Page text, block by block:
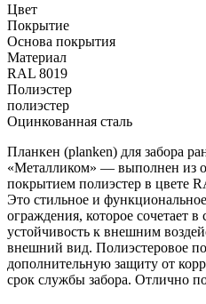
Цвет
Покрытие
Основа покрытия
Материал
RAL 8019
Полиэстер
полиэстер
Оцинкованная сталь
Планкен (planken) для забора
«Металликом» — выполнен из
покрытием полиэстер в цвете
Это стильное и
ограждения, которое сочетает
устойчивость к внешним
внешний вид. Полиэстеровое
дополнительную защиту от
срок службы забора. Отлично